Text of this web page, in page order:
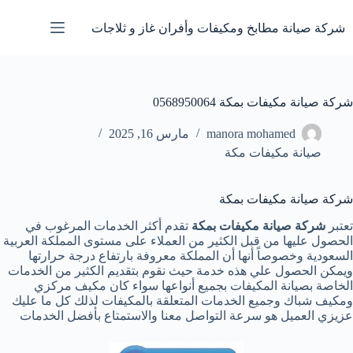
إلى
المحتوى
شركة صيانة مطابخ ومكيفات وأفران غاز و ثلاجات
شركة صيانة مكيفات بمكة 0568950064
manora mohamed
مارس 16, 2025
صيانة مكيفات مكة
شركة صيانة مكيفات بمكة
تعتبر شركة صيانة مكيفات بمكة تقدم أكثر الخدمات المرغوب في
الحصول عليها من قبل الكثير من العملاء على مستوى المملكة العربية
السعودية وخصوصاً أنها أن المملكة معروفة بارتفاع درجة حرارتها
ويمكن الحصول علي هذه خدمة حيث نقوم بتقديم الكثير من الخدمات
الخاصة بصيانة المكيفات بجميع أنواعها سواء كان مكيف مركزي
ومكيف شباك وجميع الخدمات المتعلقة بالمكيفات لذلك كل ما عليك
عزيزي العميل هو سرعة التواصل معنا والاستمتاع بأفضل الخدمات